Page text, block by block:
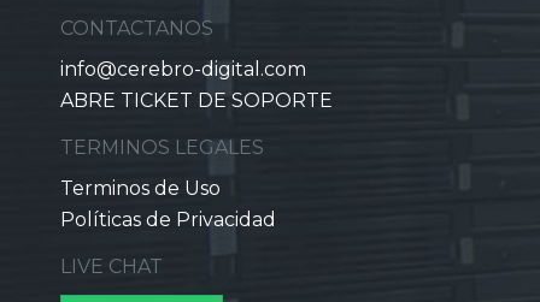
CONTACTANOS
info@cerebro-digital.com
ABRE TICKET DE SOPORTE
TERMINOS LEGALES
Terminos de Uso
Políticas de Privacidad
LIVE CHAT